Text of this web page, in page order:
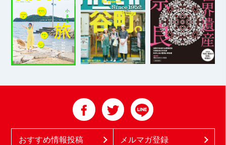
おすすめ情報投稿 メルマガ登録